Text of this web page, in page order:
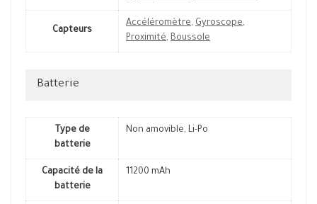
Capteurs
Accéléromètre, Gyroscope,
Proximité, Boussole
Batterie
Type de
batterie
Non amovible, Li-Po
Capacité de la
batterie
11200 mAh